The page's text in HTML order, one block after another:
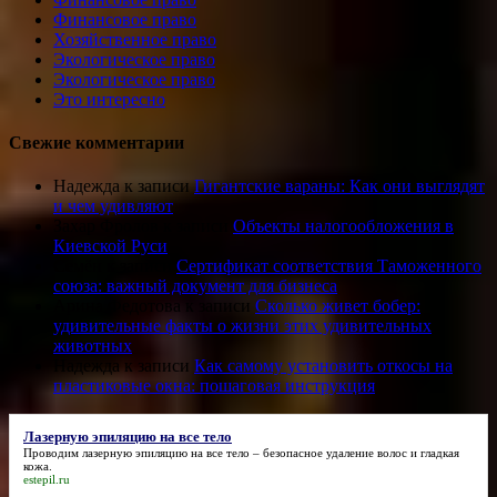
Финансовое право
Хозяйственное право
Экологическое право
Экологическое право
Это интересно
Свежие комментарии
Надежда к записиГигантские вараны: Как они выглядят
и чем удивляют
Объекты налогообложения в
Киевской Руси
Сертификат соответствия Таможенного
союза: важный документ для бизнеса
Арина Федотова
к записи Сколько живет бобер:
удивительные факты о жизни этих удивительных
животных
Надежда к записи Как самому установить откосы на
пластиковые окна: пошаговая инструкция
Лазерную эпиляцию на все тело
Проводим лазерную эпиляцию на все тело – безопасное удаление волос и гладкая
кожа.
estepil.ru